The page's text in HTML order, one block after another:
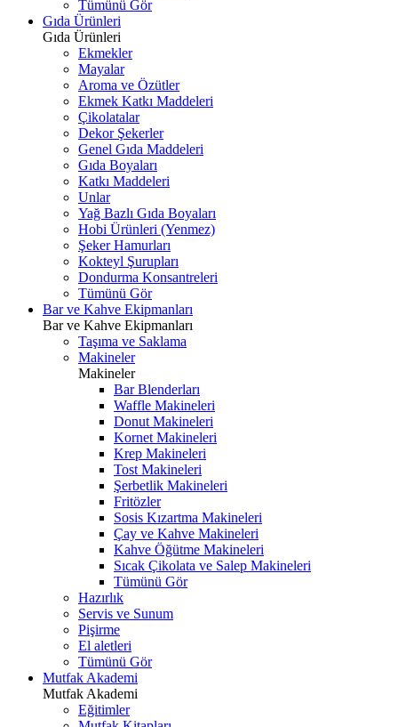
Tümünü Gör
Gıda Ürünleri
Gıda Ürünleri
Ekmekler
Mayalar
Aroma ve Özütler
Ekmek Katkı Maddeleri
Çikolatalar
Dekor Şekerler
Genel Gıda Maddeleri
Gıda Boyaları
Katkı Maddeleri
Unlar
Yağ Bazlı Gıda Boyaları
Hobi Ürünleri (Yenmez)
Şeker Hamurları
Kokteyl Şurupları
Dondurma Konsantreleri
Tümünü Gör
Bar ve Kahve Ekipmanları
Bar ve Kahve Ekipmanları
Taşıma ve Saklama
Makineler
Makineler
Bar Blenderları
Waffle Makineleri
Donut Makineleri
Kornet Makineleri
Krep Makineleri
Tost Makineleri
Şerbetlik Makineleri
Fritözler
Sosis Kızartma Makineleri
Çay ve Kahve Makineleri
Kahve Öğütme Makineleri
Sıcak Çikolata ve Salep Makineleri
Tümünü Gör
Hazırlık
Servis ve Sunum
Pişirme
El aletleri
Tümünü Gör
Mutfak Akademi
Mutfak Akademi
Eğitimler